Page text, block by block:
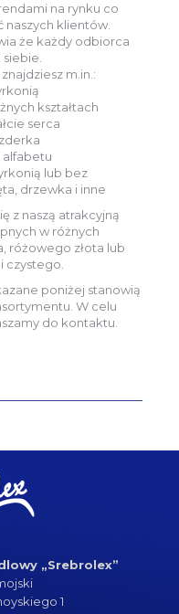
na rynku co
naszych klientów.
że każdy odbiorca
m.in.:
kształtach
serca
alfabetu
lub bez
drzewka i inne
z naszą atrakcyjną
w różnych
różowego złota lub
czystego.
poniżej stanowią
W celu
do kontaktu.
„Srebrolex”
1